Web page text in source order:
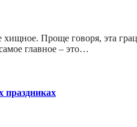
хищное. Проще говоря, эта
главное – это…
праздниках